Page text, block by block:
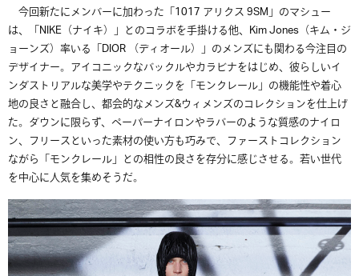
今回新たにメンバーに加わった「1017アリクス9SM」のマシュー
は、「NIKE （ナイキ）」とのコラボを手掛ける他、 Kim Jones （キム・ジ
ョーンズ）率いる「DIOR （ディオール）」のメンズにも関わる今注目の
デザイナー。アイコニックなバックルやカラビナをはじめ、彼らしいイ
ンダストリアルな美学やテクニックを「モンクレール」の機能性や着心
地の良さと融合し、都会的なメンズ&ウィメンズのコレクションを仕上げ
た。ダウンに限らず、ペーパーナイロンやラバーのような質感のナイロ
ン、フリースといった素材の使い方も巧みで、ファーストコレクション
ながら「モンクレール」との相性の良さを存分に感じさせる。若い世代
を中心に人気を集めそうだ。